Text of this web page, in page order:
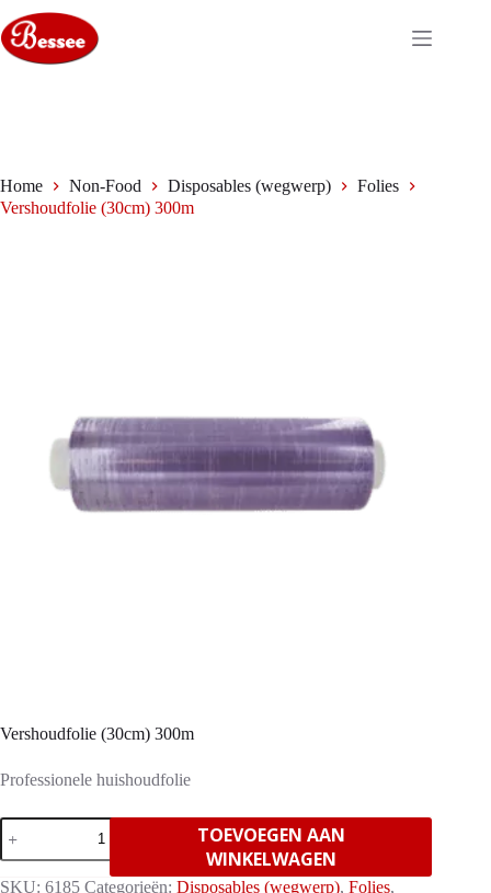
naar
de
inhoud
Home Non-Food Disposables (wegwerp)
Folies
Vershoudfolie (30cm) 300m
Vershoudfolie (30cm) 300m
Professionele huishoudfolie
Vershoudfolie
(30cm)
300m
aantal
TOEVOEGEN AAN
WINKELWAGEN
SKU: 6185 Categorieën: Disposables (wegwerp), Folies,